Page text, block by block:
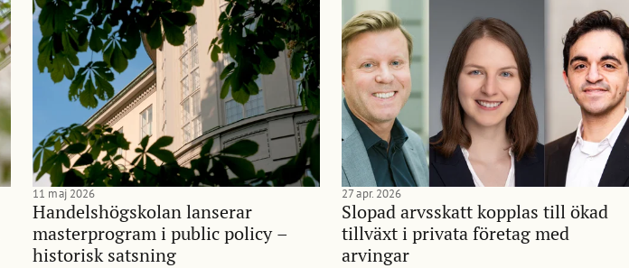
Handelshögskolan lanserar
masterprogram i public policy –
historisk satsning
11 maj 2026
Slopad arvsskatt kopplas till ökad
tillväxt i privata företag med
arvingar
27 apr. 2026